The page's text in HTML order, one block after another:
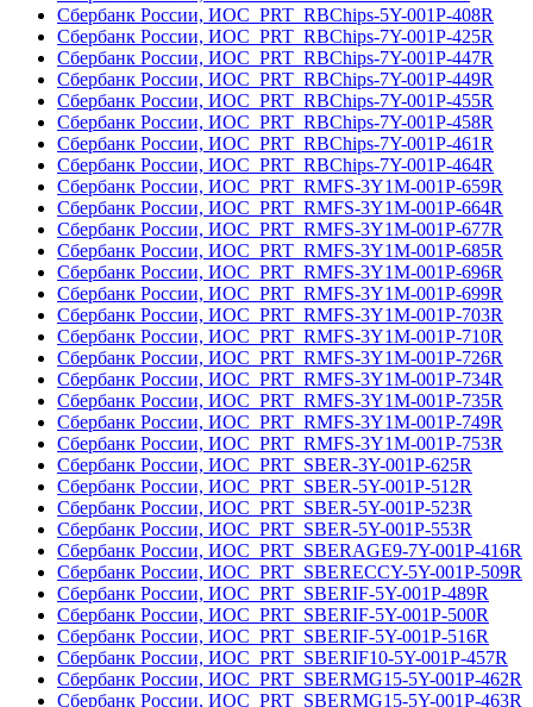
Сбербанк России, ИОС_PRT_RBChips-5Y-001Р-408R
Сбербанк России, ИОС_PRT_RBChips-7Y-001Р-425R
Сбербанк России, ИОС_PRT_RBChips-7Y-001Р-447R
Сбербанк России, ИОС_PRT_RBChips-7Y-001Р-449R
Сбербанк России, ИОС_PRT_RBChips-7Y-001Р-455R
Сбербанк России, ИОС_PRT_RBChips-7Y-001Р-458R
Сбербанк России, ИОС_PRT_RBChips-7Y-001Р-461R
Сбербанк России, ИОС_PRT_RBChips-7Y-001Р-464R
Сбербанк России, ИОС_PRT_RMFS-3Y1M-001Р-659R
Сбербанк России, ИОС_PRT_RMFS-3Y1M-001Р-664R
Сбербанк России, ИОС_PRT_RMFS-3Y1M-001Р-677R
Сбербанк России, ИОС_PRT_RMFS-3Y1M-001Р-685R
Сбербанк России, ИОС_PRT_RMFS-3Y1M-001Р-696R
Сбербанк России, ИОС_PRT_RMFS-3Y1M-001Р-699R
Сбербанк России, ИОС_PRT_RMFS-3Y1M-001Р-703R
Сбербанк России, ИОС_PRT_RMFS-3Y1M-001Р-710R
Сбербанк России, ИОС_PRT_RMFS-3Y1M-001Р-726R
Сбербанк России, ИОС_PRT_RMFS-3Y1M-001Р-734R
Сбербанк России, ИОС_PRT_RMFS-3Y1M-001Р-735R
Сбербанк России, ИОС_PRT_RMFS-3Y1M-001Р-749R
Сбербанк России, ИОС_PRT_RMFS-3Y1M-001Р-753R
Сбербанк России, ИОС_PRT_SBER-3Y-001Р-625R
Сбербанк России, ИОС_PRT_SBER-5Y-001Р-512R
Сбербанк России, ИОС_PRT_SBER-5Y-001Р-523R
Сбербанк России, ИОС_PRT_SBER-5Y-001Р-553R
Сбербанк России, ИОС_PRT_SBERAGE9-7Y-001Р-416R
Сбербанк России, ИОС_PRT_SBERECCY-5Y-001Р-509R
Сбербанк России, ИОС_PRT_SBERIF-5Y-001Р-489R
Сбербанк России, ИОС_PRT_SBERIF-5Y-001Р-500R
Сбербанк России, ИОС_PRT_SBERIF-5Y-001Р-516R
Сбербанк России, ИОС_PRT_SBERIF10-5Y-001Р-457R
Сбербанк России, ИОС_PRT_SBERMG15-5Y-001Р-462R
Сбербанк России, ИОС_PRT_SBERMG15-5Y-001Р-463R